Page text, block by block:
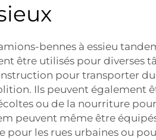
bennes à essieu
être utilisés pour diverses
pour transporter
Ils peuvent également
ou de la nourriture
peuvent même être
pour les rues urbaines ou